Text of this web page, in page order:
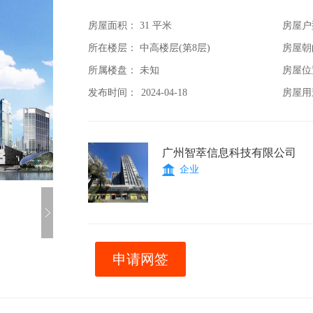
房屋面积： 31 平米 房屋
所在楼层： 中高楼层(第8层) 房屋
所属楼盘： 未知 房屋
发布时间： 2024-04-18 房屋
广州智萃信息科技有限公司
企业
申请网签